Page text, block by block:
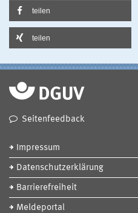
teilen
teilen
Seitenfeedback
Impressum
Datenschutzerklärung
Barrierefreiheit
Meldeportal